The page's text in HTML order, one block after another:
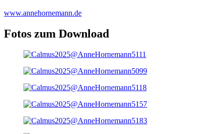
www.annehornemann.de
Fotos zum Download